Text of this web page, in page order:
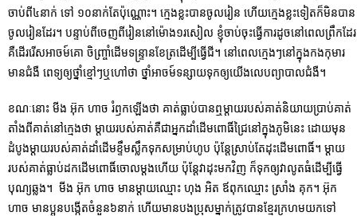
ចាប់ពី៤នាក់ ទៅ ១០នាក់តែប៉ុណ្ណោះ។ ក្មេងខ្លះបានចូលរៀន ហើយក្មេងខ្លះទៀតក៏មិនបាន
ចូលរៀនដែរ។ បន្ទាប់ពីចេញពីរៀននៅម៉ោង១រសៀល ខ្ញុំចាប់ចុះធ្វើការដូចនៅពេលព្រឹកដែរ
គឺដើររើសអាចម៍គោ ចិញ្ច្រាំដើមទន្រ្ទានខែត្រដើម្បីធ្វើជី។ នៅពេលក្មេងៗនៅក្នុងកងកុមារ
មានជំងឺ ពេទ្យឲ្យថ្នាំខ្មៅៗឬហៅថា ថ្នាំអាចម៍ទន្សាយទុកឲ្យយើងលេបព្យាបាលជំងឺ។
ខណៈនោះ មីង អ៊ុក ហាច រំឭកឡើងថា គាត់ធ្លាប់បានឮម្តាយរបស់គាត់និយាយប្រាប់គាត់
តាំងពីគាត់នៅក្មេងថា ម្តាយរបស់គាត់គឺជាអ្នកដាំដើមពោធិ៍ជ្រៃនៅក្នុងភូមិនេះ ដោយមុន
ដំបូងម្តាយរបស់គាត់ដាំដើមខ្ទឹមស្លឹកទុកសម្រាប់ហូប​ ប៉ុន្តែស្រាប់តែដុះដើមពោធិ៍។ ម្តាយ
របស់គាត់ធ្លាប់ដកដើមពោធិ៍ចោលម្តងហើយ ប៉ុន្តែវាដុះមកវិញ ក៏ទុកឲ្យវាលូតធំដើម្បីធ្វើ
បុណ្យឆ្លង។ មីង អ៊ុក ហាច មានម្តាយឈ្មោះ ហុង អិត ឪពុកឈ្មោះ ស្រាំង គុក​។ អ៊ុក
ហាច មានប្អូនបង្កើតចំនួន៦នាក់​ ហើយមានបងប្រុសម្នាក់ត្រូវបានខ្មែរក្រហមយកទៅ